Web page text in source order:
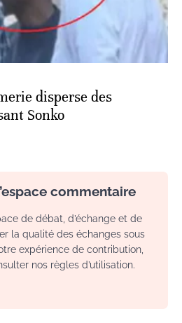
disperse des
Sonko
commentaire
de débat, d’échange et de
la qualité des échanges sous
expérience de contribution,
nos règles d’utilisation.